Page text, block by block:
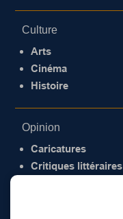
Culture
Arts
Cinéma
Histoire
Opinion
Caricatures
Critiques littéraires